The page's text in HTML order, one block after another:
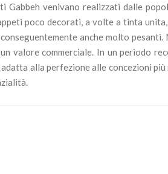
Gabbeh venivano realizzati dalle
poco decorati, a volte a tinta
anche molto
valore commerciale. In un periodo
alla perfezione alle concezioni